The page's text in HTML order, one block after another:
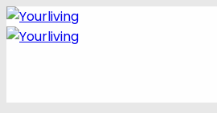
Skip
to